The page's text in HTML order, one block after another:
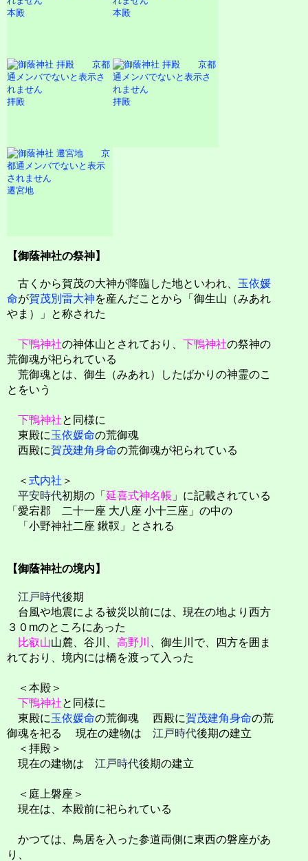
本殿 本殿
拝殿 拝殿
遷宮地
【御蔭神社の祭神】
古くから賀茂の大神が降臨した地といわれ、 玉依媛
命が賀茂別雷大神を産んだことから「御生山（みあれ
やま）」と称された
下鴨神社の神体山とされており、 下鴨神社の祭神の
荒御魂が祀られている
荒御魂とは、御生（みあれ）したばかりの神霊のこ
とをいう
下鴨神社と同様に
東殿に玉依媛命の荒御魂
西殿に賀茂建角身命の荒御魂が祀られている
＜ 式内社 ＞
平安時代初期の「 延喜式神名帳 」に記載されている
「愛宕郡 二十一座 大八座 小十三座」の中の
「小野神社二座 鍬靫」とされる
【御蔭神社の境内】
江戸時代後期
台風や地震による被災以前には、現在の地より西方
３０mのところにあった
比叡山山麓、谷川、 高野川
、御生川で、四方を囲ま
れており、境内には橋を渡って入った
＜本殿＞
下鴨神社と同様に
東殿に玉依媛命の荒御魂 西殿に賀茂建角身命の荒
御魂を祀る 現在の建物は 江戸時代後期の建立
＜拝殿＞
現在の建物は 江戸時代後期の建立
＜庭上磐座＞
現在は、本殿前に祀られている
かつては、鳥居を入った参道両側に東西の磐座があ
り、